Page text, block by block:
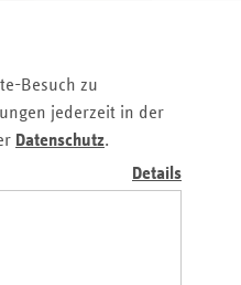
Besuch zu
jederzeit in der
Datenschutz.
Details